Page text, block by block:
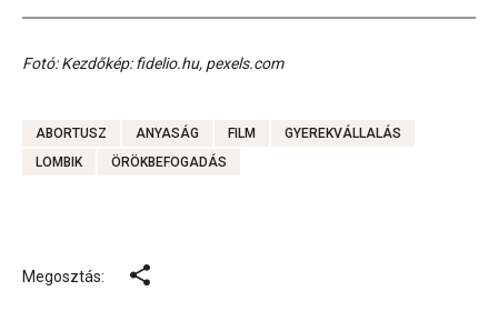
Fotó: Kezdőkép: fidelio.hu, pexels.com
ABORTUSZ ANYASÁG FILM
GYEREKVÁLLALÁS
LOMBIK
ÖRÖKBEFOGADÁS
Megosztás: